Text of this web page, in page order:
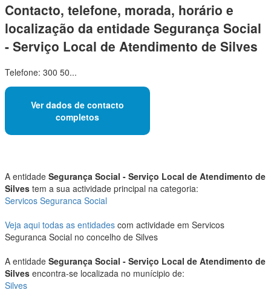
Contacto, telefone, morada, horário e
localização da entidade Segurança Social
- Serviço Local de Atendimento de Silves
Telefone: 300 50...
Ver dados de contacto
completos
A entidade Segurança Social - Serviço Local de Atendimento de
Silves tem a sua actividade principal na categoria:
Servicos Seguranca Social
Veja aqui todas as entidades com actividade em Servicos
Seguranca Social no concelho de Silves
A entidade Segurança Social - Serviço Local de Atendimento de
Silves encontra-se localizada no munícipio de:
Silves